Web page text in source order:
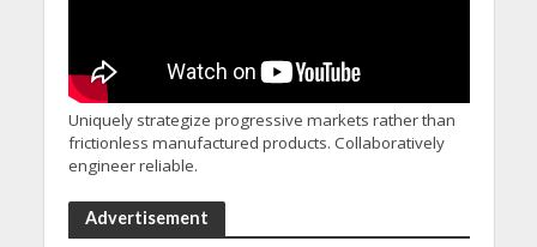
Uniquely strategize progressive markets rather than
frictionless manufactured products. Collaboratively
engineer reliable.
Advertisement